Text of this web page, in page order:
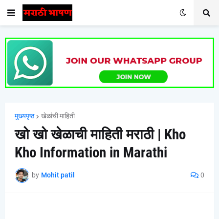
मुख्यपृष्ठ खेळांची माहिती
खो खो खेळाची माहिती मराठी | Kho
Kho Information in Marathi
by Mohit patil 0